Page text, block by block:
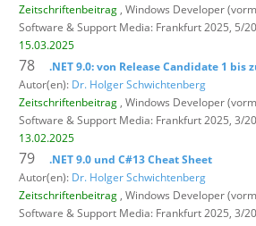
Zeitschriftenbeitrag , Windows Developer
Software & Support Media: Frankfurt 2025, 5/
15.03.2025
78
.NET 9.0: von Release Candidate 1 bis
Autor(en): Dr. Holger Schwichtenberg
Zeitschriftenbeitrag , Windows Developer
Software & Support Media: Frankfurt 2025, 3/
13.02.2025
79
.NET 9.0 und C#13 Cheat Sheet
Autor(en): Dr. Holger Schwichtenberg
Zeitschriftenbeitrag , Windows Developer
Software & Support Media: Frankfurt 2025, 3/